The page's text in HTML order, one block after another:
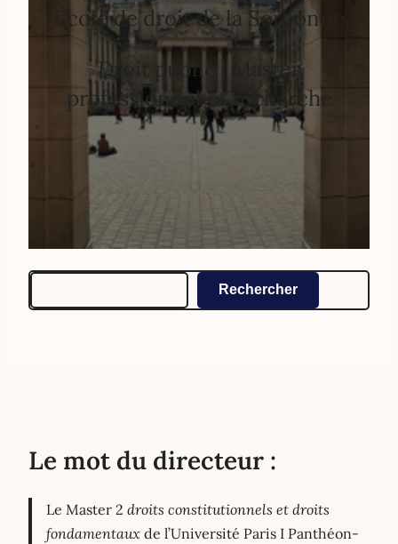
École de droit de la Sorbonne
Droit public | Master
professionnel et recherche
Rechercher Rechercher
Le mot du directeur :
Le Master 2 droits constitutionnels et droits
fondamentaux de l’Université Paris I Panthéon-